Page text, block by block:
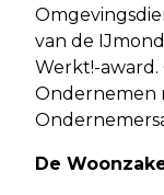
van de
Werkt!-award.
Ondernemen
De